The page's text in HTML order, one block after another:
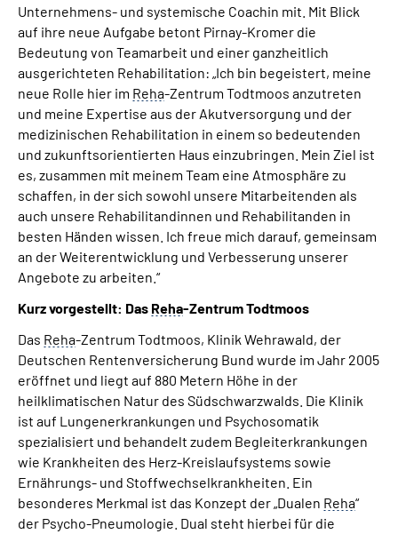
Unternehmens- und systemische Coachin mit. Mit Blick
auf ihre neue Aufgabe betont Pirnay-Kromer die
Bedeutung von Teamarbeit und einer ganzheitlich
ausgerichteten Rehabilitation: „Ich bin begeistert, meine
neue Rolle hier im Reha-Zentrum Todtmoos anzutreten
und meine Expertise aus der Akutversorgung und der
medizinischen Rehabilitation in einem so bedeutenden
und zukunftsorientierten Haus einzubringen. Mein Ziel ist
es, zusammen mit meinem Team eine Atmosphäre zu
schaffen, in der sich sowohl unsere Mitarbeitenden als
auch unsere Rehabilitandinnen und Rehabilitanden in
besten Händen wissen. Ich freue mich darauf, gemeinsam
an der Weiterentwicklung und Verbesserung unserer
Angebote zu arbeiten.“
Kurz vorgestellt: Das Reha-Zentrum Todtmoos
Das Reha-Zentrum Todtmoos, Klinik Wehrawald, der
Deutschen Rentenversicherung Bund wurde im Jahr 2005
eröffnet und liegt auf 880 Metern Höhe in der
heilklimatischen Natur des Südschwarzwalds. Die Klinik
ist auf Lungenerkrankungen und Psychosomatik
spezialisiert und behandelt zudem Begleiterkrankungen
wie Krankheiten des Herz-Kreislaufsystems sowie
Ernährungs- und Stoffwechselkrankheiten. Ein
besonderes Merkmal ist das Konzept der „Dualen Reha“
der Psycho-Pneumologie. Dual steht hierbei für die